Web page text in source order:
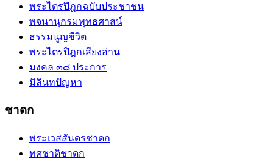
พระไตรปิฎกฉบับประชาชน
พจนานุกรมพุทธศาสน์
ธรรมนูญชีวิต
พระไตรปิฎกเสียงอ่าน
มงคล ๓๘ ประการ
มิลินทปัญหา
ชาดก
พระเวสสันดรชาดก
ทศชาติชาดก